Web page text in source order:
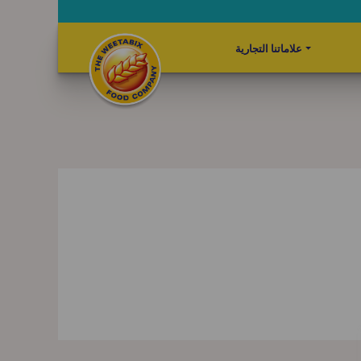
علاماتنا التجارية